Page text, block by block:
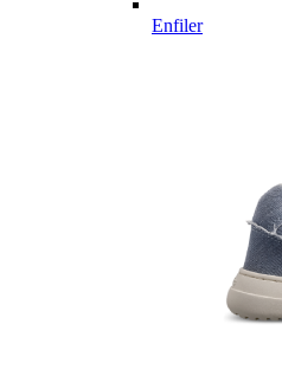
Enfiler